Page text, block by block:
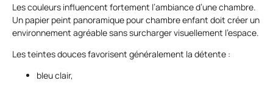
Les couleurs influencent fortement l’ambiance d’une chambre.
Un papier peint panoramique pour chambre enfant doit créer un
environnement agréable sans surcharger visuellement l’espace.
Les teintes douces favorisent généralement la détente :
bleu clair,